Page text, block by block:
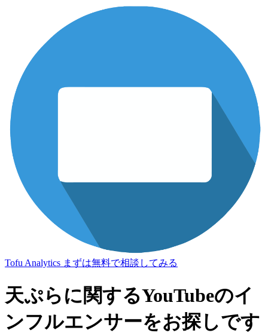
Tofu Analytics まずは無料で相談してみる
天ぷらに関するYouTubeのイ
ンフルエンサーをお探しです